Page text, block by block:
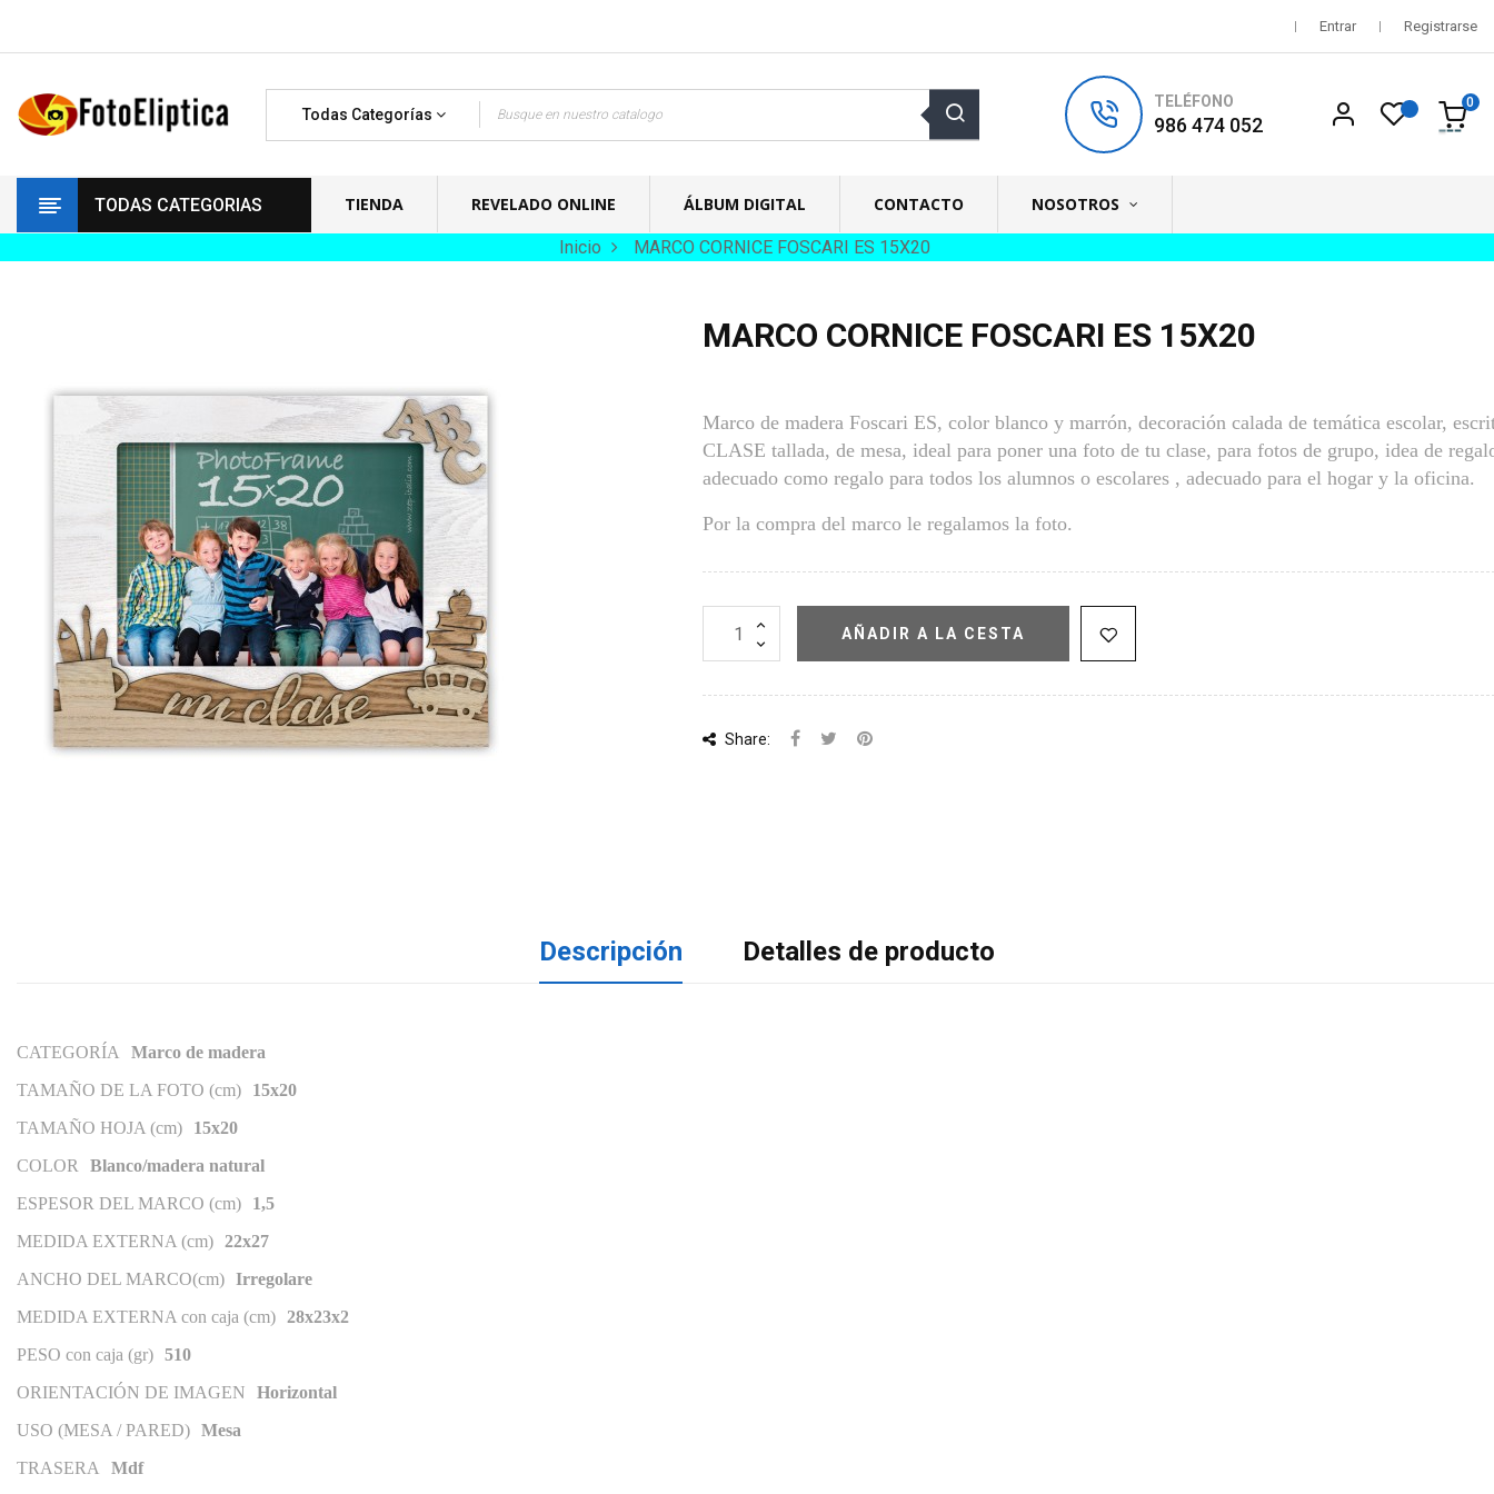
Entrar Registrarse
Todas Categorías
TELÉFONO
986 474 052
0
TODAS CATEGORIAS TIENDA REVELADO ONLINE ÁLBUM DIGITAL CONTACTO NOSOTROS
Inicio MARCO CORNICE FOSCARI ES 15X20
MARCO CORNICE FOSCARI ES 15X20
Marco de madera Foscari ES, color blanco y marrón, decoración calada de temática escolar,
CLASE tallada, de mesa, ideal para poner una foto de tu clase, para fotos de grupo, idea de
adecuado como regalo para todos los alumnos o escolares , adecuado para el hogar y la oficina.
Por la compra del marco le regalamos la foto.
AÑADIR A LA CESTA
Share:
Descripción Detalles de producto
CATEGORÍA
Marco de madera
TAMAÑO DE LA FOTO (cm)
15x20
TAMAÑO HOJA (cm)
15x20
COLOR
Blanco/madera natural
ESPESOR DEL MARCO (cm)
1,5
MEDIDA EXTERNA (cm)
22x27
ANCHO DEL MARCO(cm) Irregolare
MEDIDA EXTERNA con caja (cm)
28x23x2
PESO con caja (gr) 510
ORIENTACIÓN DE IMAGEN
Horizontal
USO (MESA / PARED) Mesa
TRASERA
Mdf